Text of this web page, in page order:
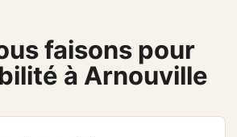
faisons pour
à Arnouville